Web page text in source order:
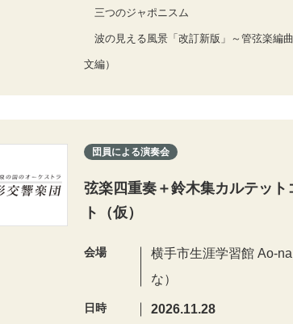
三つのジャポニスム
波の見える風景「改訂新版」～管弦楽編
文編）
団員による演奏会
弦楽四重奏＋鈴木集カルテット
ト（仮）
会場
横手市生涯学習館 Ao-
な）
日時 2026.11.28